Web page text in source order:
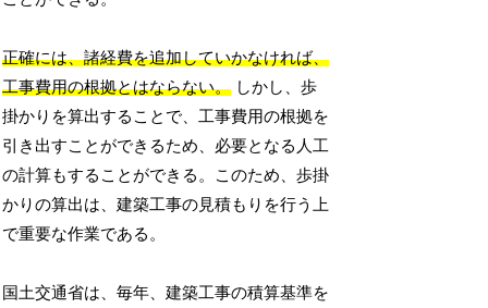
正確には、諸経費を追加していかなければ、
工事費用の根拠とはならない。 しかし、歩
掛かりを算出することで、工事費用の根拠を
引き出すことができるため、必要となる人工
の計算もすることができる。このため、歩掛
かりの算出は、建築工事の見積もりを行う上
で重要な作業である。
国土交通省は、毎年、建築工事の積算基準を